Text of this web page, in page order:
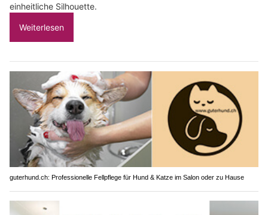
einheitliche Silhouette.
Weiterlesen
guterhund.ch: Professionelle Fellpflege für Hund & Katze im Salon oder zu Hause